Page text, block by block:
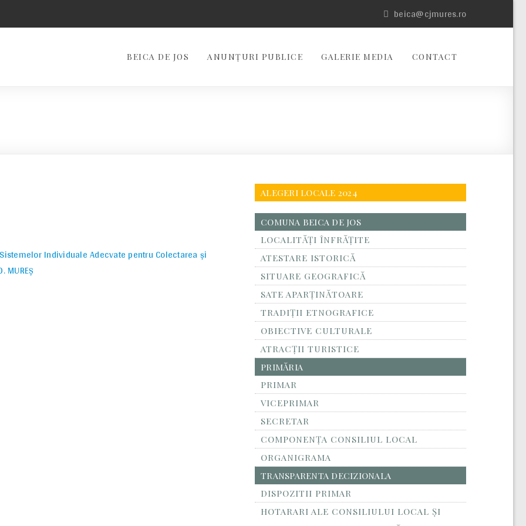
beica@cjmures.ro
BEICA DE JOS ANUNȚURI PUBLICE GALERIE MEDIA CONTACT
Individuale Adecvate pentru Colectarea și
MUREȘ
ALEGERI LOCALE 2024
COMUNA BEICA DE JOS
LOCALITĂŢI ÎNFRĂŢITE
ATESTARE ISTORICĂ
SITUARE GEOGRAFICĂ
SATE APARȚINĂTOARE
TRADIȚII ETNOGRAFICE
OBIECTIVE CULTURALE
ATRACȚII TURISTICE
PRIMĂRIA
PRIMAR
VICEPRIMAR
SECRETAR
COMPONENȚA CONSILIUL LOCAL
ORGANIGRAMA
TRANSPARENTA DECIZIONALA
DISPOZITII PRIMAR
HOTARARI ALE CONSILIULUI LOCAL ȘI